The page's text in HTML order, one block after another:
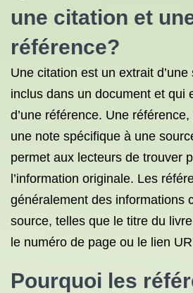
une citation et
référence?
Une citation est un extrait
inclus dans un document et qui
d’une référence. Une
une note spécifique à une
permet aux lecteurs de trouver
l’information originale. Les
généralement des informations
source, telles que le titre du
le numéro de page ou le lien
Pourquoi les